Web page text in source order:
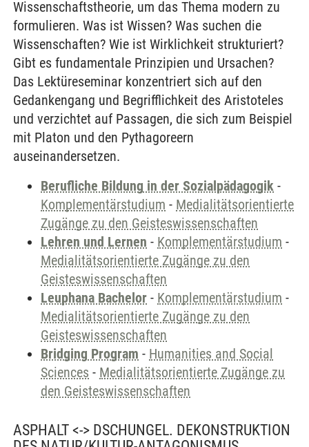
Wissenschaftstheorie, um das Thema modern zu
formulieren. Was ist Wissen? Was suchen die
Wissenschaften? Wie ist Wirklichkeit strukturiert?
Gibt es fundamentale Prinzipien und Ursachen?
Das Lektüreseminar konzentriert sich auf den
Gedankengang und Begrifflichkeit des Aristoteles
und verzichtet auf Passagen, die sich zum Beispiel
mit Platon und den Pythagoreern
auseinandersetzen.
Berufliche Bildung in der Sozialpädagogik -
Komplementärstudium - Medialitätsorientierte
Zugänge zu den Geisteswissenschaften
Lehren und Lernen - Komplementärstudium -
Medialitätsorientierte Zugänge zu den
Geisteswissenschaften
Leuphana Bachelor - Komplementärstudium -
Medialitätsorientierte Zugänge zu den
Geisteswissenschaften
Bridging Program - Humanities and Social
Sciences - Medialitätsorientierte Zugänge zu
den Geisteswissenschaften
ASPHALT <-> DSCHUNGEL. DEKONSTRUKTION